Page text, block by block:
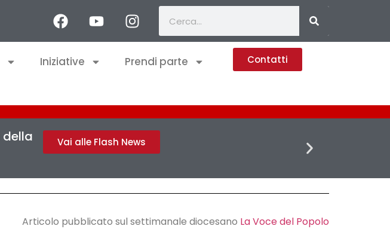
Iniziative Prendi parte Contatti
della Vai alle Flash News
Articolo pubblicato sul settimanale diocesano La Voce del Popolo